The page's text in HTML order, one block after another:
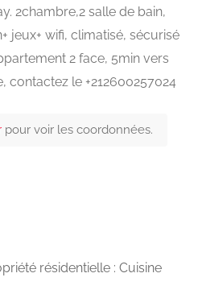
2chambre,2 salle de bain,
jeux+ wifi, climatisé, sécurisé
2 face, 5min vers
contactez le +212600257024
pour voir les coordonnées.
résidentielle : Cuisine